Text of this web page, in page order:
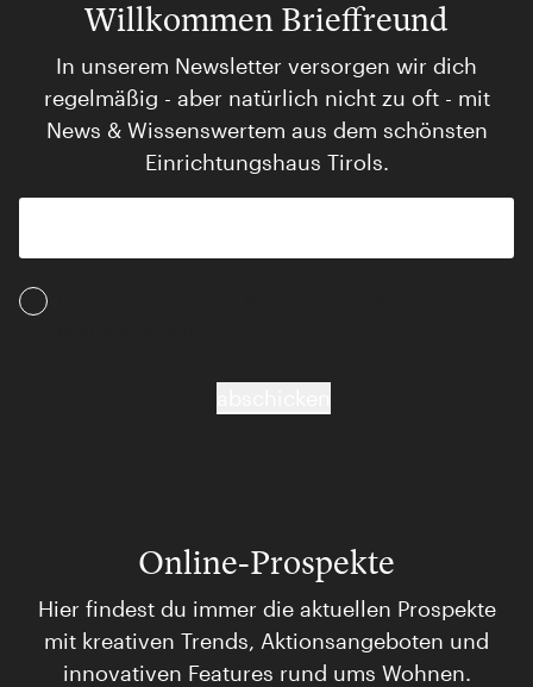
Willkommen Brieffreund
In unserem Newsletter versorgen wir dich
regelmäßig - aber natürlich nicht zu oft - mit
News & Wissenswertem aus dem schönsten
Einrichtungshaus Tirols.
Online-Prospekte
Hier findest du immer die aktuellen Prospekte
mit kreativen Trends, Aktionsangeboten und
innovativen Features rund ums Wohnen.